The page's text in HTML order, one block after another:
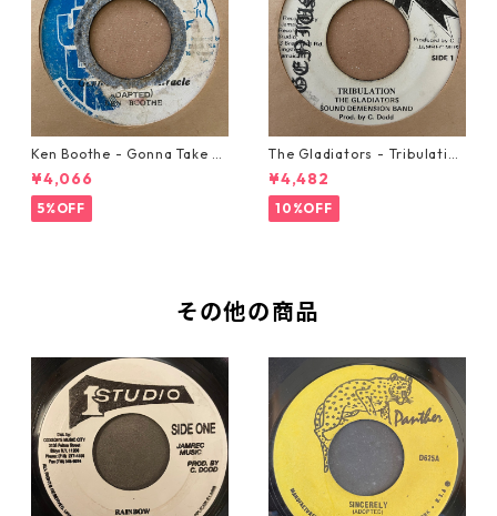
Ken Boothe - Gonna Take A
Miracle【7-21362】
¥4,066
5%OFF
The Gladiators - Tribulation
【7-21365】
¥4,482
10%OFF
その他の商品